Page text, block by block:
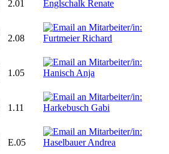
2.01
2.08
1.05
1.11
E.05